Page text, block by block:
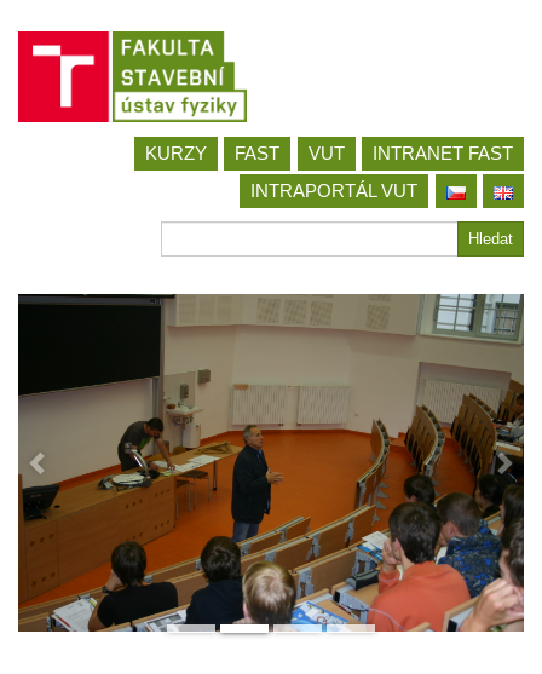
KURZY FAST VUT
INTRANET FAST
INTRAPORTÁL VUT
Hledat